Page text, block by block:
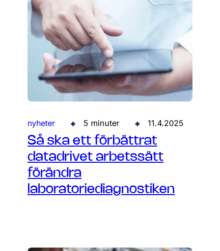
nyheter 5 minuter 11.4.2025
Så ska ett förbättrat
datadrivet arbetssätt
förändra
laboratoriediagnostiken